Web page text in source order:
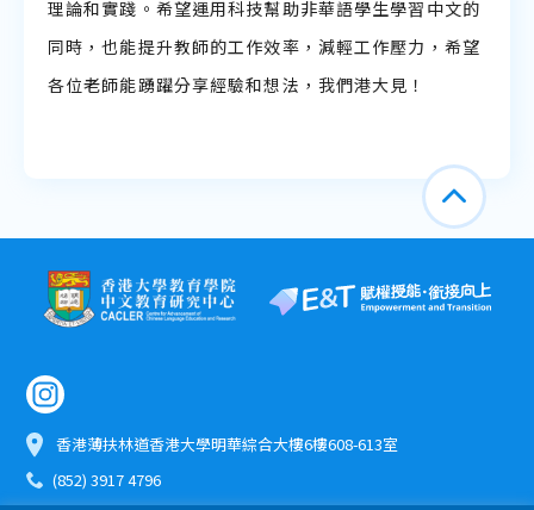
理論和實踐。希望運用科技幫助非華語學生學習中文的
同時，也能提升教師的工作效率，減輕工作壓力，希望
各位老師能踴躍分享經驗和想法，我們港大見！
香港薄扶林道香港大學明華綜合大樓6樓608-613室
(852) 3917 4796